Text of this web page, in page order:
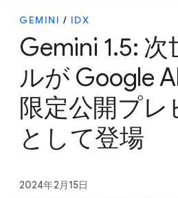
GEMINI / IDX
Gemini 1.5:
ルが Google
限定公開プレ
として登場
2024年2月15日